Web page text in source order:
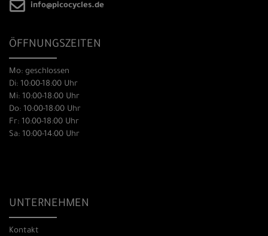
info@picocycles.de
ÖFFNUNGSZEITEN
Mo: geschlossen
Di: 10:00-18:00 Uhr
Mi: 10:00-18:00 Uhr
Do: 10:00-18:00 Uhr
Fr: 10:00-18:00 Uhr
Sa: 10:00-14:00 Uhr
UNTERNEHMEN
Kontakt